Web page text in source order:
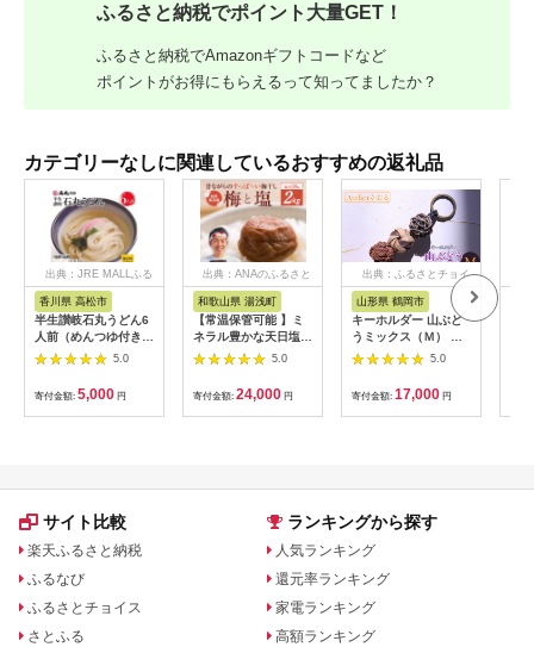
ふるさと納税でポイント大量GET！
ふるさと納税でAmazonギフトコードなど
ポイントがお得にもらえるって知ってましたか？
カテゴリーなしに関連しているおすすめの返礼品
出典：JRE MALLふる
さと納税
香川県 高松市
半生讃岐石丸うどん6
人前（めんつゆ付き）
麺300g×2袋
5.0
寄付金額: 5,000 円
出典：ANAのふるさと
和歌山県 湯浅町
【常温保管可能 】ミ
ネラル豊かな天日塩だ
けで漬けた無添加梅干
し2kg 梅ボーイズ｜
B201_EP6024
5.0
寄付金額: 24,000 円
出典：ふるさとチョイ
山形県 鶴岡市
キーホルダー 山ぶど
うミックス（Ｍ） 山
形県鶴岡市 アトリエ
かおる | 山葡萄 雑貨
キーホルダー ギフト
贈り物 お取り寄せ 返
礼品
5.0
寄付金額: 17,000 円
サイト比較
楽天ふるさと納税
ふるなび
ふるさとチョイス
さとふる
ランキングから探す
人気ランキング
還元率ランキング
家電ランキング
高額ランキング